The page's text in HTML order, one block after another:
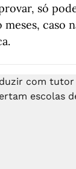
só
caso